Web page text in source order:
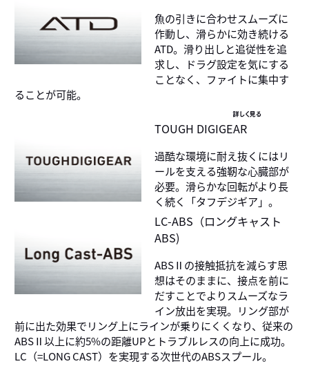
魚の引きに合わせスムーズに
作動し、滑らかに効き続ける
ATD。滑り出しと追従性を追
求し、ドラグ設定を気にする
ことなく、ファイトに集中す
ることが可能。
詳しく見る
TOUGH DIGIGEAR
過酷な環境に耐え抜くにはリ
ールを支える強靭な心臓部が
必要。滑らかな回転がより長
く続く「タフデジギア」。
LC-ABS（ロングキャスト
ABS)
ABSⅡの接触抵抗を減らす思
想はそのままに、接点を前に
だすことでよりスムーズなラ
イン放出を実現。リング部が
前に出た効果でリング上にラインが乗りにくくなり、従来の
ABSⅡ以上に約5%の距離UPとトラブルレスの向上に成功。
LC（=LONG CAST）を実現する次世代のABSスプール。